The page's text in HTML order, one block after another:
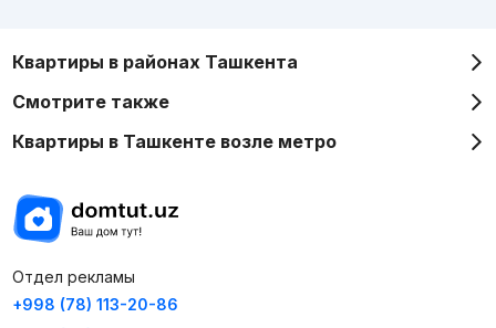
Квартиры в районах Ташкента
Смотрите также
Квартиры в Ташкенте возле метро
Отдел рекламы
+998 (78) 113-20-86